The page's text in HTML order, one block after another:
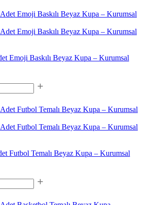
Emoji Baskılı Beyaz Kupa – Kurumsal
Futbol Temalı Beyaz Kupa – Kurumsal